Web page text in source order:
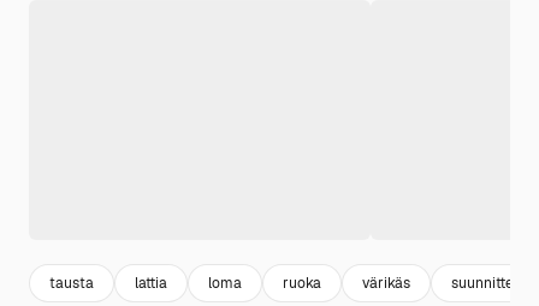
tausta lattia loma ruoka värikäs suunnittelu